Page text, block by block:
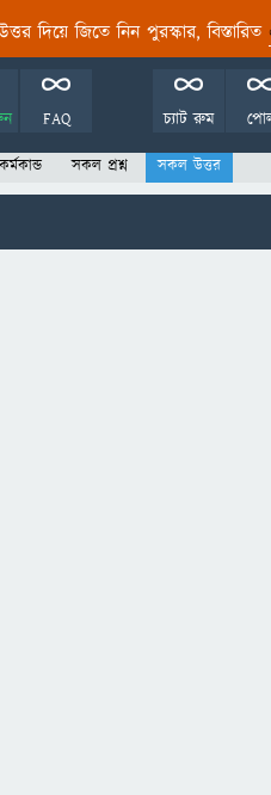
দিয়ে জিতে নিন পুরস্কার, বিস্তারিত
FAQ চ্যাট রুম
সকল প্রশ্ন সকল উত্তর